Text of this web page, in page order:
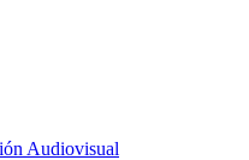
Audiovisual